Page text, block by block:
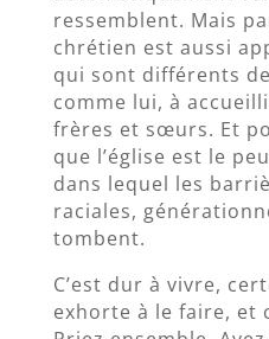
ressemblent. Mais
chrétien est aussi
qui sont différents
comme lui, à
frères et sœurs. Et
que l’église est le
dans lequel les
raciales,
tombent.
C’est dur à vivre,
exhorte à le faire, et